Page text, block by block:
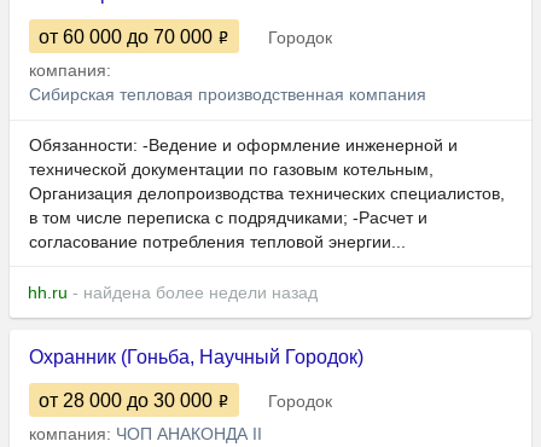
от 60 000 до 70 000
Городок
компания:
Сибирская тепловая производственная компания
Обязанности: -Ведение и оформление инженерной и
технической документации по газовым котельным,
Организация делопроизводства технических специалистов,
в том числе переписка с подрядчиками; -Расчет и
согласование потребления тепловой энергии...
hh.ru - найдена более недели назад
Охранник (Гоньба, Научный Городок)
от 28 000 до 30 000
Городок
компания: ЧОП АНАКОНДА II